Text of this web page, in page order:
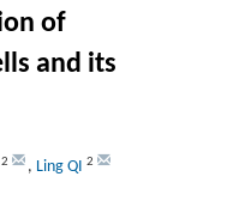
of
and its
2 , Ling QI 2